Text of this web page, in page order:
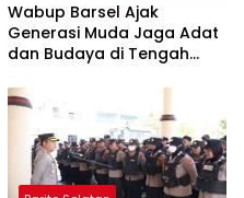
Wabup Barsel Ajak
Generasi Muda Jaga Adat
dan Budaya di Tengah